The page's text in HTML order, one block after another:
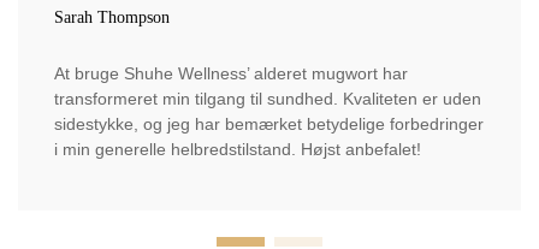
Sarah Thompson
At bruge Shuhe Wellness’ alderet mugwort har
transformeret min tilgang til sundhed. Kvaliteten er uden
sidestykke, og jeg har bemærket betydelige forbedringer
i min generelle helbredstilstand. Højst anbefalet!